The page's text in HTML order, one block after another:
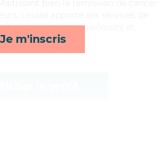
Je m'inscris
livraison, compagnie/loisirs et
de nuit*